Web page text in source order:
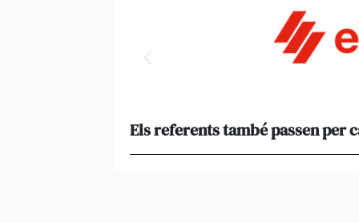
Els referents també passen per